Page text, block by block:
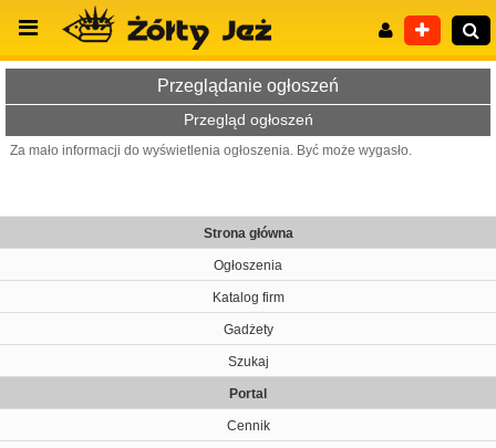
Przeglądanie ogłoszeń
Przegląd ogłoszeń
Za mało informacji do wyświetlenia ogłoszenia. Być może wygasło.
Strona główna
Ogłoszenia
Katalog firm
Gadżety
Szukaj
Portal
Cennik